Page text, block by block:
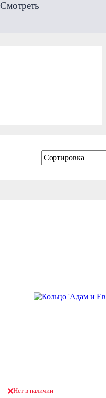
Смотреть
Нет в наличии